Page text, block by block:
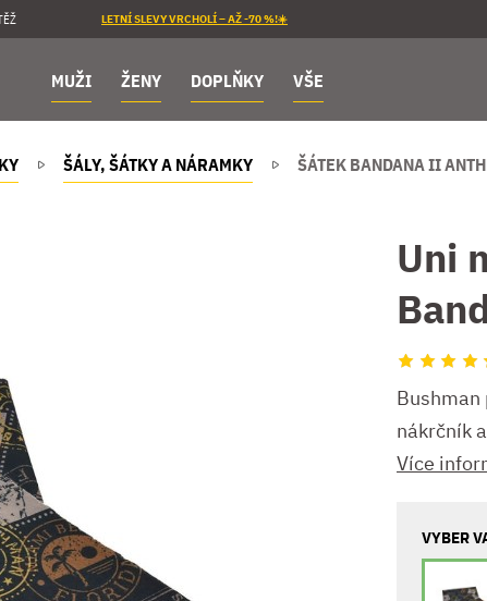
LETNÍ SLEVY VRCHOLÍ – AŽ -70 %!☀️
MUŽI ŽENY DOPLŇKY VŠE
ŠÁLY, ŠÁTKY A NÁRAMKY ŠÁTEK BANDANA II
Uni
Bushman
nákrčník
Více
VYBER